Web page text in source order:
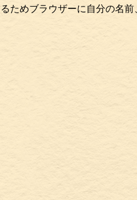
ためブラウザーに自分の名